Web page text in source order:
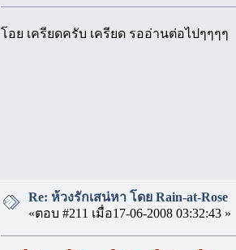
โอย เครียดครับ เครียด รออ่านต่อไปๆๆๆๆ
Re: ห้วงรักเสน่หา โดย Rain-at-Rose
«ตอบ #211 เมื่อ17-06-2008 03:32:43 »